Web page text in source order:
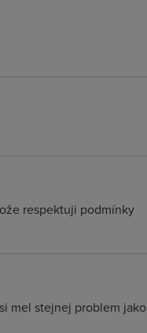
respektuji podmínky
mel stejnej problem jako